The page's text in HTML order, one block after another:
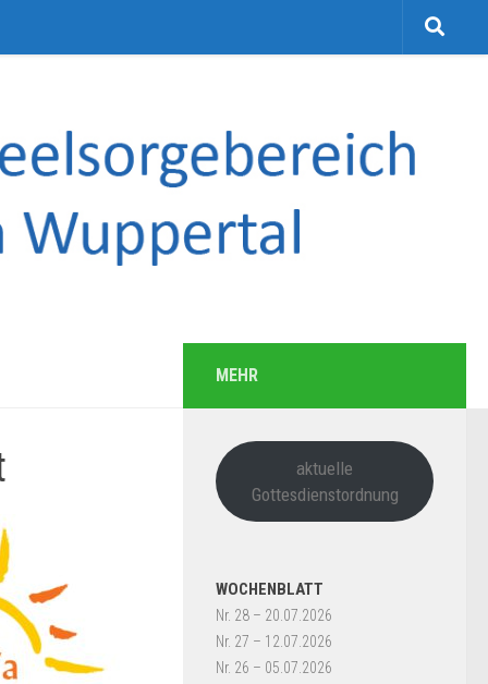
MEHR
aktuelle
Gottesdienstordnung
WOCHENBLATT
Nr. 28 – 20.07.2026
Nr. 27 – 12.07.2026
Nr. 26 – 05.07.2026